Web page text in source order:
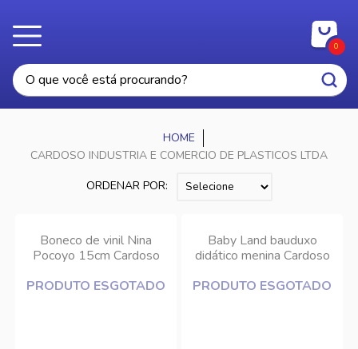
0
CARDOSO INDUSTRIA E COMERCIO DE PLASTICOS LTDA
ORDENAR POR:
Boneco de vinil Nina
Pocoyo 15cm Cardoso
PRODUTO ESGOTADO
Baby Land bauduxo
didático menina Cardoso
PRODUTO ESGOTADO